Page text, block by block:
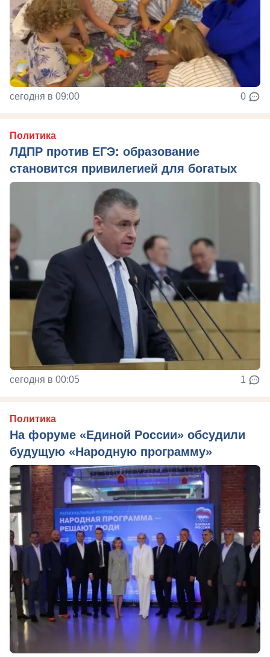
сегодня в 09:00 0
Политика
ЛДПР против ЕГЭ: образование
становится привилегией для богатых
сегодня в 00:05 1
Политика
На форуме «Единой России» обсудили
будущую «Народную программу»